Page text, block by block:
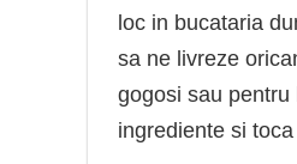
loc in bucataria
sa ne livreze
gogosi sau
ingrediente si